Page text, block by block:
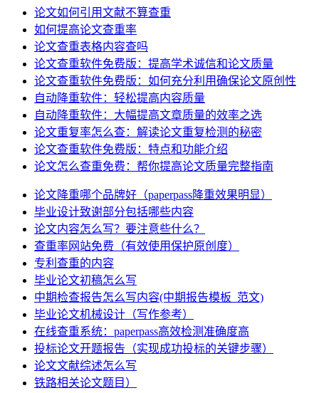
论文如何引用文献不算查重
如何提高论文查重率
论文查重表格内容查吗
论文查重软件免费版：提高学术诚信和论文质量
论文查重软件免费版：如何充分利用确保论文原创性
自动降重软件：轻松提高内容质量
自动降重软件：大幅提高文章质量的效率之选
论文重复率怎么查：解读论文重复检测的秘密
论文查重软件免费版：特点和功能介绍
论文怎么查重免费：帮你提高论文质量完整指南
论文降重哪个品牌好（paperpass降重效果明显）
毕业设计致谢部分包括哪些内容
论文内容怎么写？要注意些什么？
查重率网站免费（有效使用保护原创度）
专利查重的内容
毕业论文初稿怎么写
中期检查报告怎么写内容(中期报告模板_范文)
毕业论文机械设计（写作参考）
在线查重系统：paperpass高效检测准确度高
投标论文开题报告（实现成功投标的关键步骤）
论文文献综述怎么写
铁路相关论文题目）